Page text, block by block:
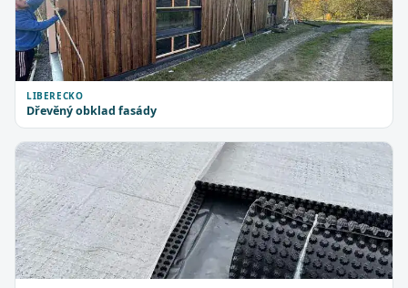
LIBERECKO
Dřevěný obklad fasády